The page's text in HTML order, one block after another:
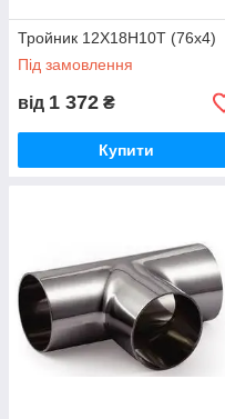
Тройник 12Х18Н10Т (76х4)
Під замовлення
від 1 372 ₴
Купити